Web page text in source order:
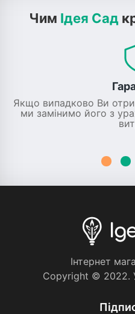
Чим Ідея Сад
Якщо випадково Ви
ми замінимо його з
Iнтернет
Copyright © 2022.